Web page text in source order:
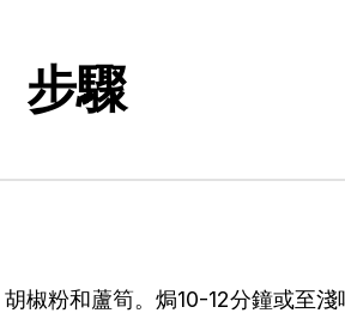
步驟
椒粉和蘆筍。焗10-12分鐘或至